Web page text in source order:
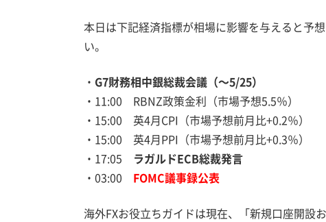
本日は下記経済指標が相場に影響を与えると予
い。
・ G7財務相中銀総裁会議（～5/25）
・11:00 RBNZ政策金利（市場予想5.5％）
・15:00 英4月CPI（市場予想前月比+0.2％）
・15:00 英4月PPI（市場予想前月比+0.3％）
・17:05 ラガルドECB総裁発言
・03:00 FOMC議事録公表
海外FXお役立ちガイドは現在、「新規口座開設